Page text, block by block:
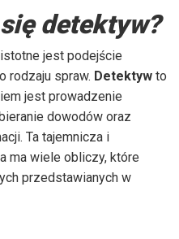
detektyw?
jest podejście
rodzaju spraw. Detektyw to
jest prowadzenie
dowodów oraz
Ta tajemnicza i
ma wiele obliczy, które
przedstawianych w